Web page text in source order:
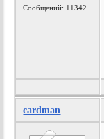
Сообщений: 11342
cardman